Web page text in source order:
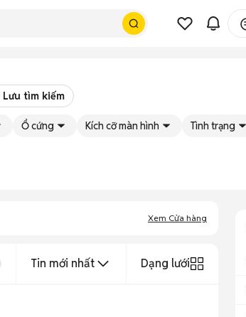
Lưu tìm kiếm
Ổ cứng Kích cỡ màn hình Tình trạng
Xem Cửa hàng
Tin mới nhất Dạng lưới